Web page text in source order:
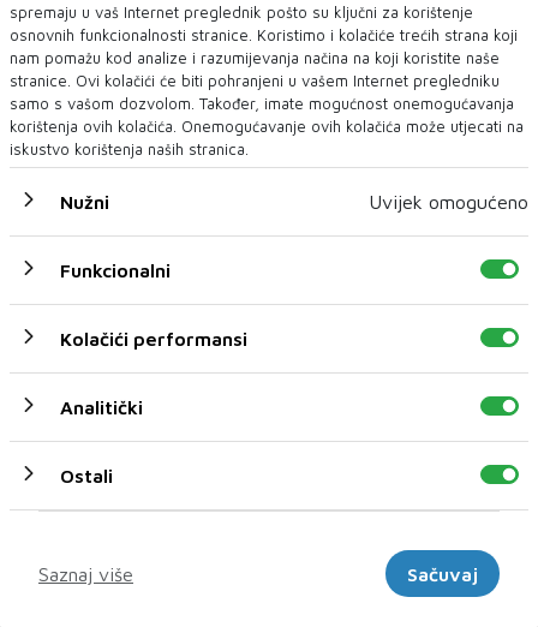
Terapeuti: Parovi koji najduže ostaju zajedno drže se
ovih devet obećanja
Biti u vezi ne znači uvijek lakoću i sklad, već uključuje nesuglasice,
stres i izazove koji pro...
spremaju u vaš Internet preglednik pošto su ključni za korištenje
osnovnih funkcionalnosti stranice. Koristimo i kolačiće trećih strana koji
nam pomažu kod analize i razumijevanja načina na koji koristite naše
stranice. Ovi kolačići će biti pohranjeni u vašem Internet pregledniku
samo s vašom dozvolom. Također, imate mogućnost onemogućavanja
korištenja ovih kolačića. Onemogućavanje ovih kolačića može utjecati na
iskustvo korištenja naših stranica.
Nužni Uvijek omogućeno
Funkcionalni
Kolačići performansi
Analitički
Ostali
Saznaj više
Sačuvaj